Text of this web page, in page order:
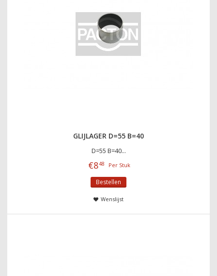
GLIJLAGER D=55 B=40
D=55 B=40...
€848 Per Stuk
Bestellen
Wenslijst